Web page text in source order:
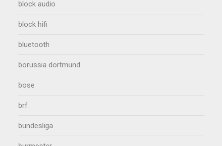
block audio
block hifi
bluetooth
borussia dortmund
bose
brf
bundesliga